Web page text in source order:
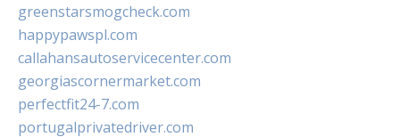
greenstarsmogcheck.com
happypawspl.com
callahansautoservicecenter.com
georgiascornermarket.com
perfectfit24-7.com
portugalprivatedriver.com